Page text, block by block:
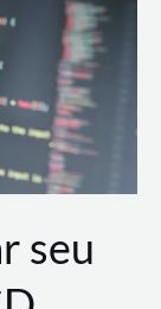
seu